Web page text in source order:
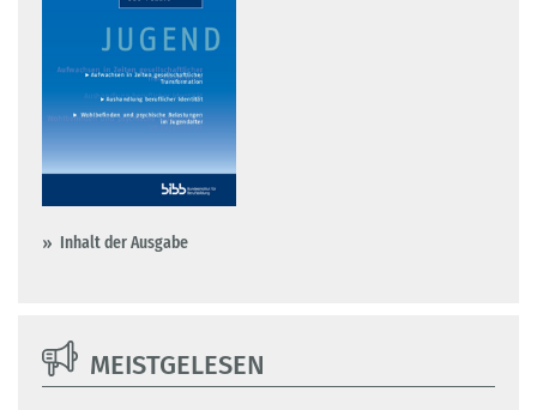
Inhalt der Ausgabe
MEISTGELESEN